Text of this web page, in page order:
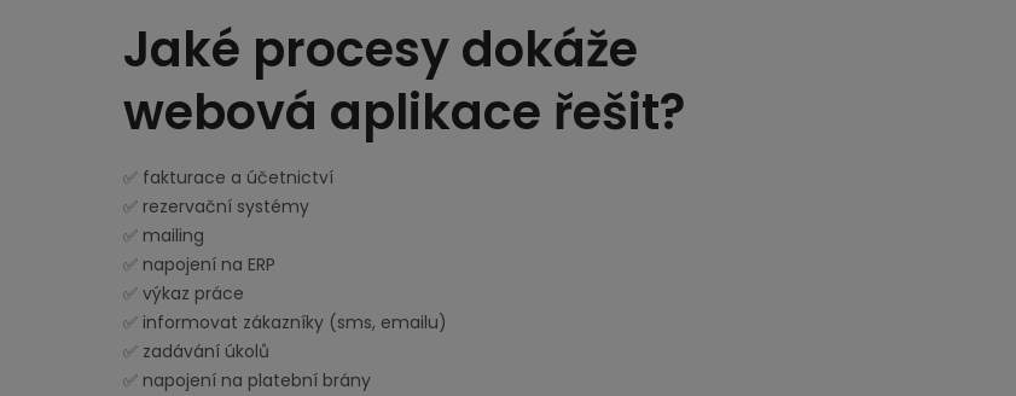
Jaké procesy dokáže
webová aplikace řešit?
✅ fakturace a účetnictví
✅ rezervační systémy
✅ mailing
✅ napojení na ERP
✅ výkaz práce
✅ informovat zákazníky (sms, emailu)
✅ zadávání úkolů
✅ napojení na platební brány